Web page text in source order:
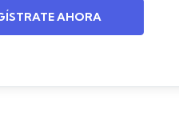
AHORA